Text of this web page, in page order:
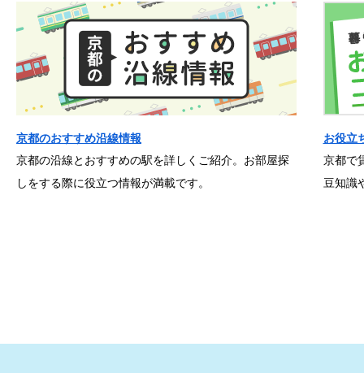
京都のおすすめ沿線情報
京都の沿線とおすすめの駅を詳しくご紹介。お部屋探
しをする際に役立つ情報が満載です。
お役立
京都で
豆知識